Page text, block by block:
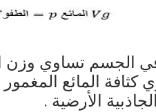
الجسم تساوي وزن
كثافة المائع
الأرضية .